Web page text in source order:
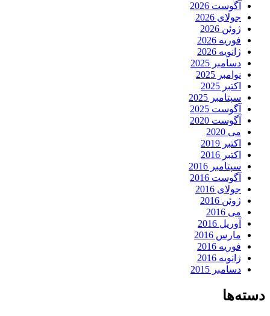
آگوست 2026
جولای 2026
ژوئن 2026
فوریه 2026
ژانویه 2026
دسامبر 2025
نوامبر 2025
اکتبر 2025
سپتامبر 2025
آگوست 2025
آگوست 2020
می 2020
اکتبر 2019
اکتبر 2016
سپتامبر 2016
آگوست 2016
جولای 2016
ژوئن 2016
می 2016
آوریل 2016
مارس 2016
فوریه 2016
ژانویه 2016
دسامبر 2015
دسته‌ها